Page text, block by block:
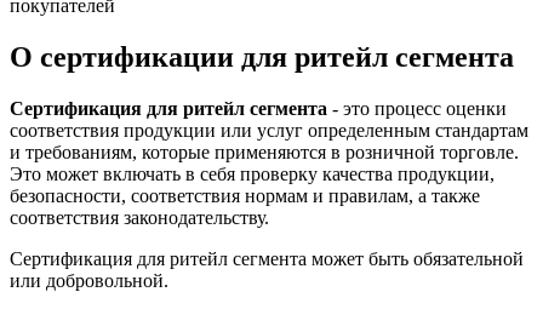
покупателей
О сертификации для ритейл сегмента
Сертификация для ритейл сегмента - это процесс оценки
соответствия продукции или услуг определенным стандартам
и требованиям, которые применяются в розничной торговле.
Это может включать в себя проверку качества продукции,
безопасности, соответствия нормам и правилам, а также
соответствия законодательству.
Сертификация для ритейл сегмента может быть обязательной
или добровольной.